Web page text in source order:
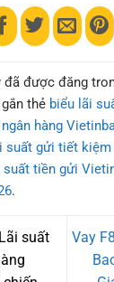
đã được đăng
thẻ biểu lãi
hàng
suất gửi tiết kiệm
suất tiền gửi
.
suất
Vay